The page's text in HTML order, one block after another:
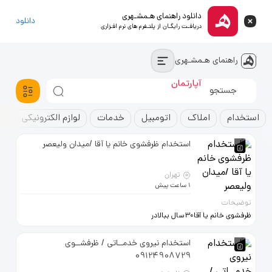
دانلود راهنمای هـمشـهری
دریافـت رایگـان از پلتـفرم های نرم افـزاری دانلود
راهنمای هـمشـهری
استخدام املاک اتومبیل خدمات لوازم الکترونیکی
استخدام ظرفشوی خانم یا آقا /میدان ولیعصر
تهران
1 ساعت پیش
توضیحات
ظرفشوی خانم یا آقا30سال ببالادر
آشپزخانه تمـام وقت باحقوق خـوب و
جـای خواب میدان ولیعصر
09129570108
استخدام نیروی خدمــاتی / ظرفشــوی
09124908729